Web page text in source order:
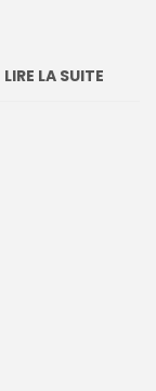
LIRE LA SUITE